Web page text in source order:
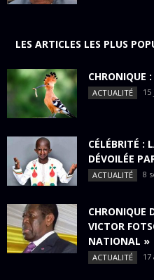
LES ARTICLES LES PLUS
CHRONIQUE
ACTUALITÉ 15
CÉLÉBRITÉ :
DÉVOILÉE
ACTUALITÉ 8
CHRONIQUE
VICTOR
NATIONAL »
ACTUALITÉ 17